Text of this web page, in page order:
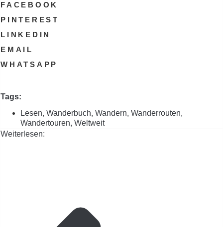
FACEBOOK
PINTEREST
LINKEDIN
EMAIL
WHATSAPP
Tags:
Lesen, Wanderbuch, Wandern, Wanderrouten,
Wandertouren, Weltweit
Weiterlesen: